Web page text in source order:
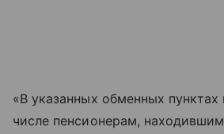
«В указанных обменных
числе пенсионерам,